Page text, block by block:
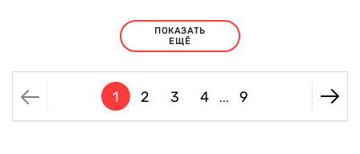
ПОКАЗАТЬ
ЕЩЁ
1 2 3 4 ... 9